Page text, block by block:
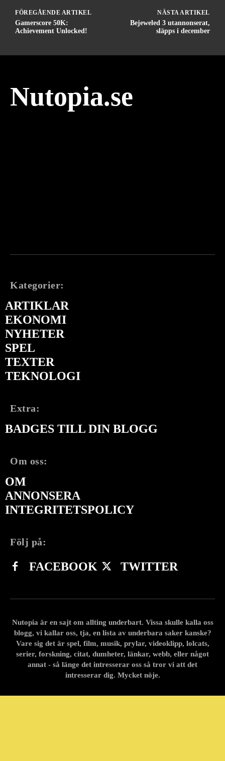
FÖREGÅENDE ARTIKEL
Gamerscore 50K:
Achievement Unlocked!
NÄSTA ARTIKEL
Bejeweled 3 utannonserat,
släpps i december
Nutopia.se
Kategorier:
ARTIKLAR
EKONOMI
NYHETER
SPEL
TEXTER
TEKNOLOGI
Extra:
BADGES TILL DIN BLOGG
Om oss:
OM
ANNONSERA
INTEGRITETSPOLICY
Följ på:
FACEBOOK TWITTER
Nutopia är en sajt om allting underbart. Vissa skulle kalla oss
blogg, vi kallar oss, tja, en lista av underbara saker kanske?
Vare sig det är spel, film, musik, prylar, videoklipp, lolcats,
serier, forskning, citat, dumheter, länkar, webb, eller något
annat - så länge det intresserar oss så tror vi att det
intresserar dig. Mycket nöje.